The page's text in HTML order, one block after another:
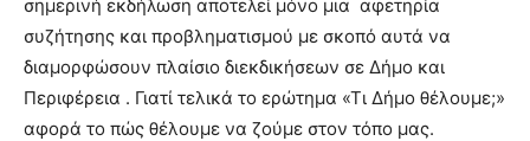
σημερινή εκδήλωση αποτελεί μόνο μια αφετηρία
συζήτησης και προβληματισμού με σκοπό αυτά να
διαμορφώσουν πλαίσιο διεκδικήσεων σε Δήμο και
Περιφέρεια . Γιατί τελικά το ερώτημα «Τι Δήμο θέλουμε;»
αφορά το πώς θέλουμε να ζούμε στον τόπο μας.